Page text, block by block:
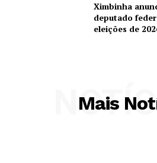
Ximbinha
deputado
eleições de
Mais